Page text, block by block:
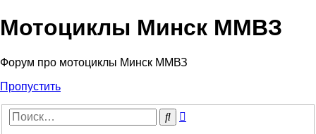
Мотоциклы Минск ММВЗ
Форум про мотоциклы Минск ММВЗ
Пропустить
Поиск